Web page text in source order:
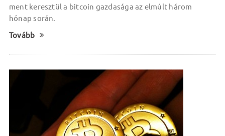
ment keresztül a bitcoin gazdasága az elmúlt három
hónap során.
Tovább